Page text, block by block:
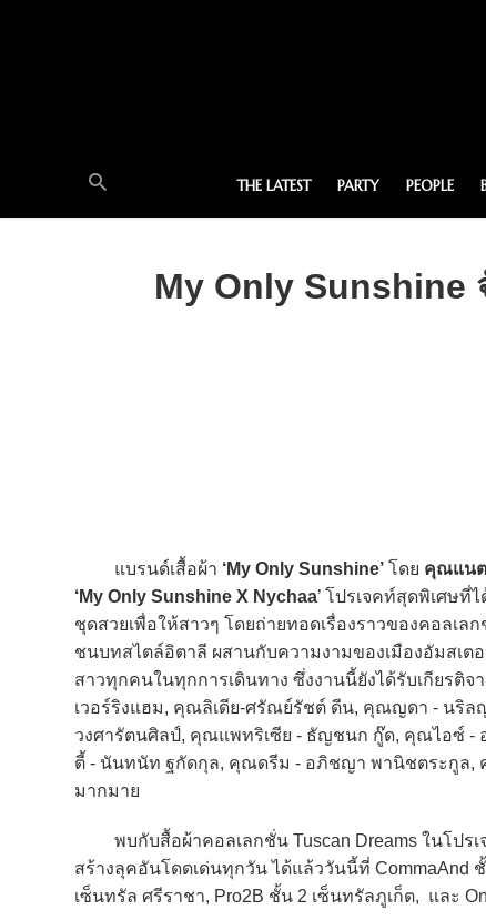
THE LATEST PARTY PEOPLE
My Only Sunshine
แบรนด์เสื้อผ้า ‘My Only Sunshine’ โดย คุณแน
‘My Only Sunshine X Nychaa’ โปรเจคท์สุดพิเศษที่
ชุดสวยเพื่อให้สาวๆ โดยถ่ายทอดเรื่องราวของคอลเล
ชนบทสไตล์อิตาลี ผสานกับความงามของเมืองอัมสเต
สาวทุกคนในทุกการเดินทาง ซึ่งงานนี้ยังได้รับเกียร
เวอร์ริงแฮม, คุณลิเดีย-ศรัณย์รัชต์ ดีน, คุณญดา - นริ
วงศารัตนศิลป์, คุณแพทริเซีย - ธัญชนก กู๊ด, คุณไอซ์
ตี้ - นันทนัท ฐกัดกุล, คุณดรีม - อภิชญา พานิชตระกูล
มากมาย
พบกับสื้อผ้าคอลเลกชั่น Tuscan Dreams ในโปรเ
สร้างลุคอันโดดเด่นทุกวัน ได้แล้ววันนี้ที่ CommaAnd
เซ็นทรัล ศรีราชา, Pro2B ชั้น 2 เซ็นทรัลภูเก็ต, และ